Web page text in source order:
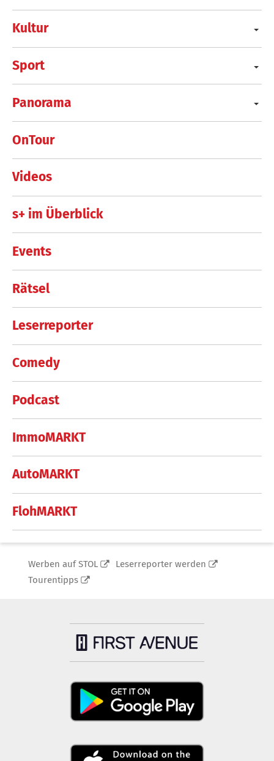
Kultur
Sport
Panorama
OnTour
Videos
s+ im Überblick
Events
Rätsel
Leserreporter
Comedy
Podcast
ImmoMARKT
AutoMARKT
FlohMARKT
Werben auf STOL
Leserreporter werden
Tourentipps